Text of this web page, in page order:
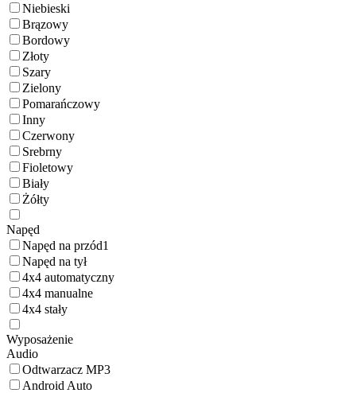
Niebieski
Brązowy
Bordowy
Złoty
Szary
Zielony
Pomarańczowy
Inny
Czerwony
Srebrny
Fioletowy
Biały
Żółty
Napęd
Napęd na przód1
Napęd na tył
4x4 automatyczny
4x4 manualne
4x4 stały
Wyposażenie
Audio
Odtwarzacz MP3
Android Auto